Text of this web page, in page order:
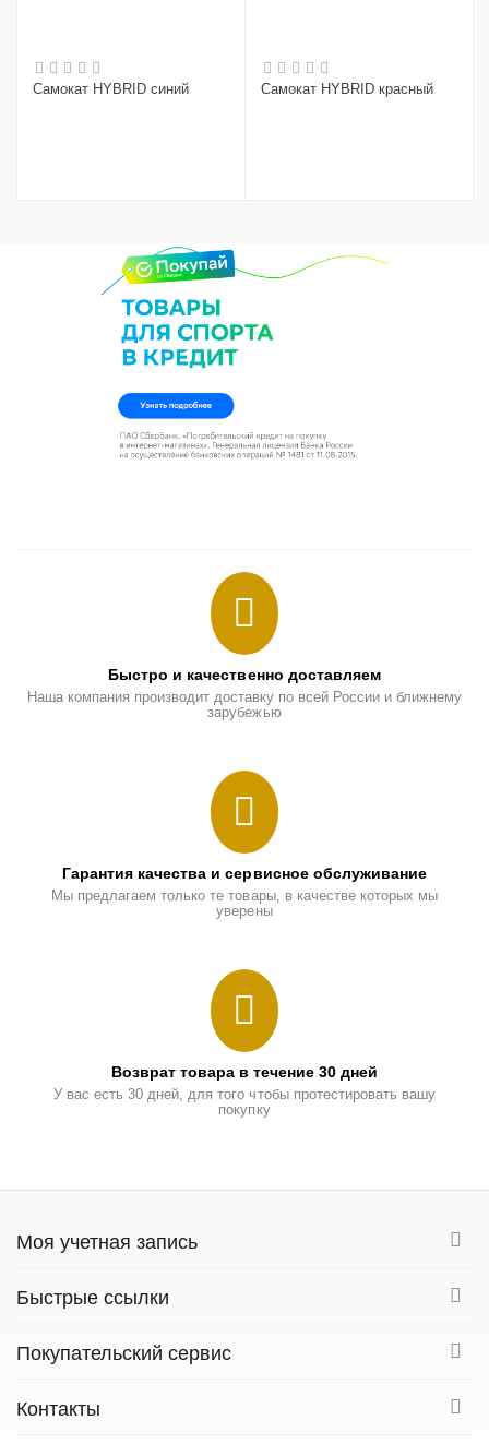
Самокат HYBRID синий Самокат HYBRID красный
Быстро и качественно доставляем
Наша компания производит доставку по всей России и ближнему
зарубежью
Гарантия качества и сервисное обслуживание
Мы предлагаем только те товары, в качестве которых мы
уверены
Возврат товара в течение 30 дней
У вас есть 30 дней, для того чтобы протестировать вашу
покупку
Моя учетная запись
Быстрые ссылки
Покупательский сервис
Контакты